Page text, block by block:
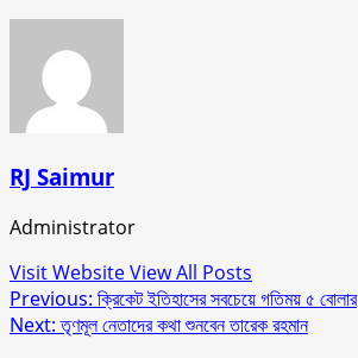
RJ Saimur
Administrator
Visit WebsiteView All Posts
Post
navigation
Previous: ক্রিকেট ইতিহাসের সবচেয়ে গতিময় ৫ বোলার
Next:তৃণমূল নেতাদের কথা শুনবেন তারেক রহমান